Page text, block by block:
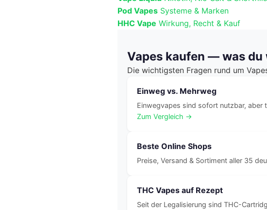
Pod Vapes Systeme & Marken
HHC Vape Wirkung, Recht & Kauf
Vapes kaufen — was du
Die wichtigsten Fragen rund um
Einweg vs. Mehrweg
Einwegvapes sind sofort nutzbar, aber
Zum Vergleich →
Beste Online Shops
Preise, Versand & Sortiment aller 35
THC Vapes auf Rezept
Seit der Legalisierung sind THC-